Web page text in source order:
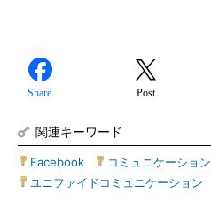
Share Post
関連キーワード
Facebook コミュニケーション
ユニファイドコミュニケーション